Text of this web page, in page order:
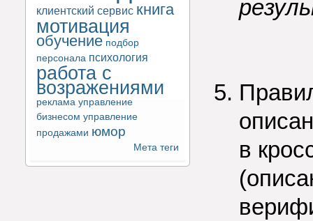
клиентский сервис книга
мотивация
обучение подбор
персонала психология
работа с
возражениями
реклама управление
бизнесом управление
продажами юмор
Мета теги
в